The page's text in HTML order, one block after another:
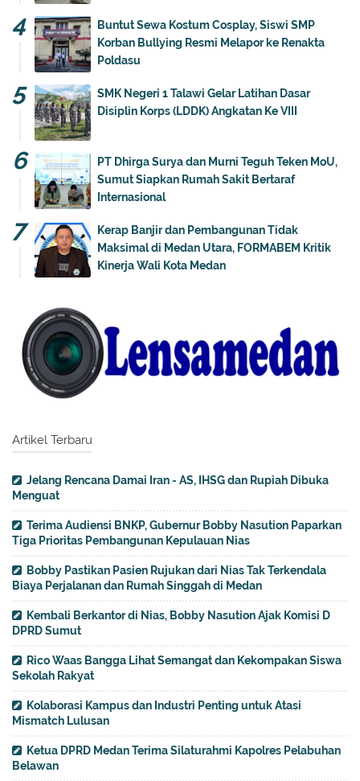
Buntut Sewa Kostum Cosplay, Siswi SMP
Korban Bullying Resmi Melapor ke Renakta
Poldasu
SMK Negeri 1 Talawi Gelar Latihan Dasar
Disiplin Korps (LDDK) Angkatan Ke VIII
PT Dhirga Surya dan Murni Teguh Teken MoU,
Sumut Siapkan Rumah Sakit Bertaraf
Internasional
Kerap Banjir dan Pembangunan Tidak
Maksimal di Medan Utara, FORMABEM Kritik
Kinerja Wali Kota Medan
Artikel Terbaru
Jelang Rencana Damai Iran - AS, IHSG dan Rupiah Dibuka
Menguat
Terima Audiensi BNKP, Gubernur Bobby Nasution Paparkan
Tiga Prioritas Pembangunan Kepulauan Nias
Bobby Pastikan Pasien Rujukan dari Nias Tak Terkendala
Biaya Perjalanan dan Rumah Singgah di Medan
Kembali Berkantor di Nias, Bobby Nasution Ajak Komisi D
DPRD Sumut
Rico Waas Bangga Lihat Semangat dan Kekompakan Siswa
Sekolah Rakyat
Kolaborasi Kampus dan Industri Penting untuk Atasi
Mismatch Lulusan
Ketua DPRD Medan Terima Silaturahmi Kapolres Pelabuhan
Belawan